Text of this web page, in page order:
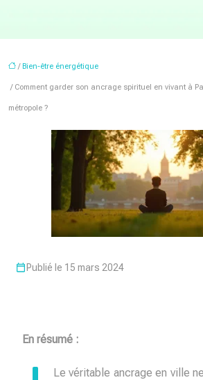
/ Bien-être énergétique
/ Comment garder son ancrage spirituel en vivant à
métropole ?
Publié le 15 mars 2024
En résumé :
Le véritable ancrage en ville